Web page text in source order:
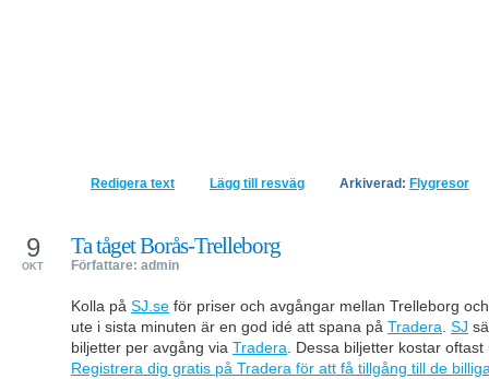
Redigera text Lägg till resväg Arkiverad: Flygresor
Ta tåget Borås-Trelleborg
Författare: admin
9
OKT
Kolla på SJ.se för priser och avgångar mellan Trelleborg
ute i sista minuten är en god idé att spana på Tradera SJ
biljetter per avgång via Tradera . Dessa biljetter kostar
Registrera dig gratis på Tradera för att få tillgång till de